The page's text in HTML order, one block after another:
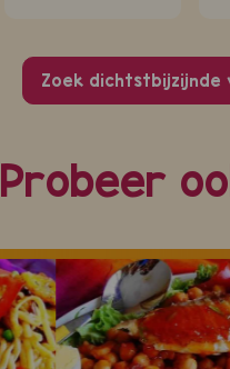
Zoek dichtstbijzijnde
Probeer